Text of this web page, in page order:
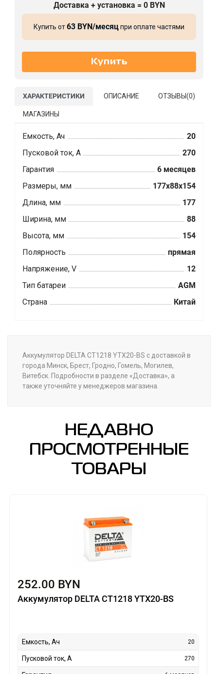
Доставка + установка = 0 BYN
Купить от63 BYN/месяцпри оплате частями
ХАРАКТЕРИСТИКИ ОПИСАНИЕ ОТЗЫВЫ(0)
МАГАЗИНЫ
Емкость, Ач
20
Пусковой ток, А
270
Гарантия
6 месяцев
Размеры, мм
177x88x154
Длина, мм
177
Ширина, мм
88
Высота, мм
154
Полярность
прямая
Напряжение, V
12
Тип батареи
AGM
Страна
Китай
Аккумулятор DELTA CT1218 YTX20-BS с доставкой в
города Минск, Брест, Гродно, Гомель, Могилев,
Витебск. Подробности в разделе «Доставка», а
также уточняйте у менеджеров магазина.
НЕДАВНО
ПРОСМОТРЕННЫЕ
ТОВАРЫ
252.00 BYN
Аккумулятор DELTA CT1218 YTX20-BS
Емкость, Ач 20
Пусковой ток, А 270